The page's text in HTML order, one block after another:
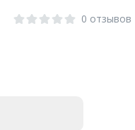
0 отзывов